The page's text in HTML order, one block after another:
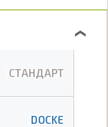
❯
СТАНДАРТ
DOCKE